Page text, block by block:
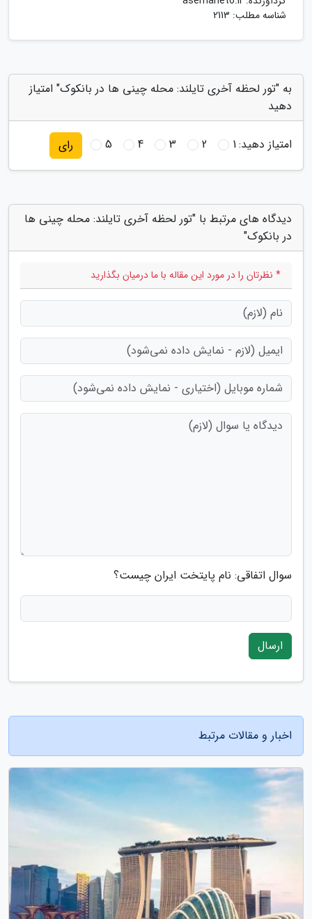
شناسه مطلب: 2113
به "تور لحظه آخری تایلند: محله چینی ها در بانکوک" امتیاز
دهید
امتیاز دهید:1
2
3
4
5 رای
دیدگاه های مرتبط با "تور لحظه آخری تایلند: محله چینی ها
در بانکوک"
* نظرتان را در مورد این مقاله با ما درمیان بگذارید
سوال اتفاقی: نام پایتخت ایران چیست؟
ارسال
اخبار و مقالات مرتبط